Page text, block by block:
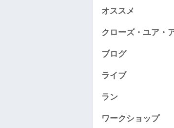
オススメ
クローズ・ユア・
ブログ
ライブ
ラン
ワークショップ